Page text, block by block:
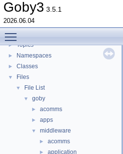
Goby3 3.5.1
2026.06.04
►
goby-udpm: Using UDP Multicast in Goby
Switching from Goby2
Todo List
► Topics
► Namespaces
► Classes
▼ Files
▼ File List
▼ goby
► acomms
► apps
▼ middleware
► acomms
► application